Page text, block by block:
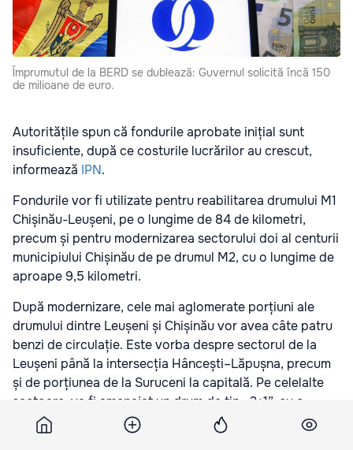
Împrumutul de la BERD se dublează: Guvernul solicită încă 150
de milioane de euro.
Autoritățile spun că fondurile aprobate inițial sunt
insuficiente, după ce costurile lucrărilor au crescut,
informează IPN.
Fondurile vor fi utilizate pentru reabilitarea drumului M1
Chișinău-Leușeni, pe o lungime de 84 de kilometri,
precum și pentru modernizarea sectorului doi al centurii
municipiului Chișinău de pe drumul M2, cu o lungime de
aproape 9,5 kilometri.
După modernizare, cele mai aglomerate porțiuni ale
drumului dintre Leușeni și Chișinău vor avea câte patru
benzi de circulație. Este vorba despre sectorul de la
Leușeni până la intersecția Hâncești–Lăpușna, precum
și de porțiunea de la Suruceni la capitală. Pe celelalte
sectoare, va fi amenajat un drum de tip „2+1”, cu o
bandă suplimentară pentru depășire care alternează